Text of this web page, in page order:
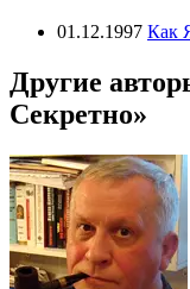
01.12.1997 Как
Другие
Секретно»